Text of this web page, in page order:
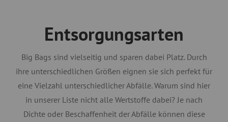
Entsorgungsarten
Big Bags sind vielseitig und sparen dabei Platz. Durch
ihre unterschiedlichen Größen eignen sie sich perfekt für
eine Vielzahl unterschiedlicher Abfälle. Warum sind hier
in unserer Liste nicht alle Wertstoffe dabei? Je nach
Dichte oder Beschaffenheit der Abfälle können diese